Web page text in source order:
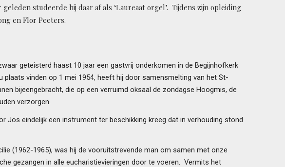
studeerde hij daar af als ‘Laureaat orgel’. Tijdens zijn opleiding
en Flor Peeters.
geteisterd haast 10 jaar een gastvrij onderkomen in de Begijn­hofkerk
vinden op 1 mei 1954, heeft hij door samensmelting van het St-
bijeengebracht, die op een verruimd oksaal de zondagse Hoogmis, de
verzorgen.
Jos eindelijk een instrument ter beschikking kreeg dat in verhouding stond
(1962-1965), was hij de vooruitstrevende man om samen met onze
gezangen in alle eucharistievieringen door te voeren. Vermits het